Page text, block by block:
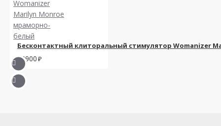
Бесконтактный клиторальный стимулятор Womanizer
12900